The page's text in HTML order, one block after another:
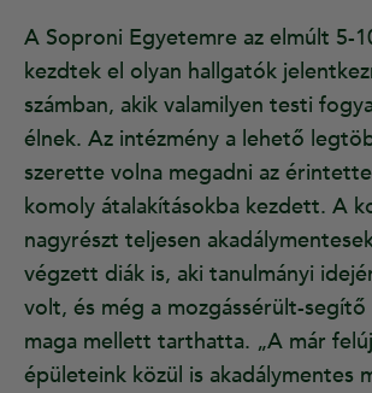
A Soproni Egyetemre az elmúlt 5-
kezdtek el olyan hallgatók
számban, akik valamilyen testi
élnek. Az intézmény a lehető
szerette volna megadni az
komoly átalakításokba kezdett. A
nagyrészt teljesen
végzett diák is, aki tanulmányi
volt, és még a mozgássérült-segítő
maga mellett tarthatta. „A már
épületeink közül is akadálymentes